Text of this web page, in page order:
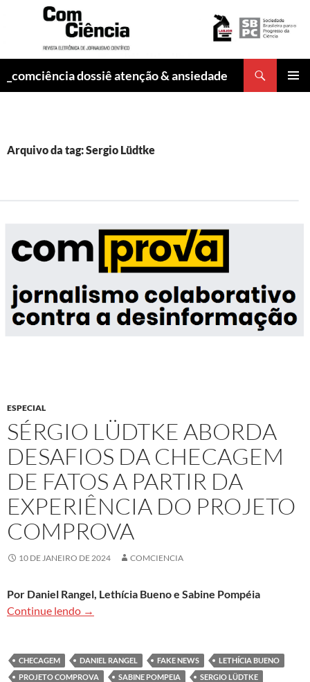
_comciência dossiê atenção & ansiedade
Arquivo da tag: Sergio Lüdtke
ESPECIAL
SÉRGIO LÜDTKE ABORDA
DESAFIOS DA CHECAGEM
DE FATOS A PARTIR DA
EXPERIÊNCIA DO PROJETO
COMPROVA
10 DE JANEIRO DE 2024 COMCIENCIA
Por Daniel Rangel, Lethícia Bueno e Sabine Pompéia
Continue lendo
Sérgio Lüdtke aborda desafios da checagem
→
CHECAGEM DANIEL RANGEL FAKE NEWS
LETHÍCIA BUENO
PROJETO COMPROVA
SABINE POMPEIA SERGIO LÜDTKE